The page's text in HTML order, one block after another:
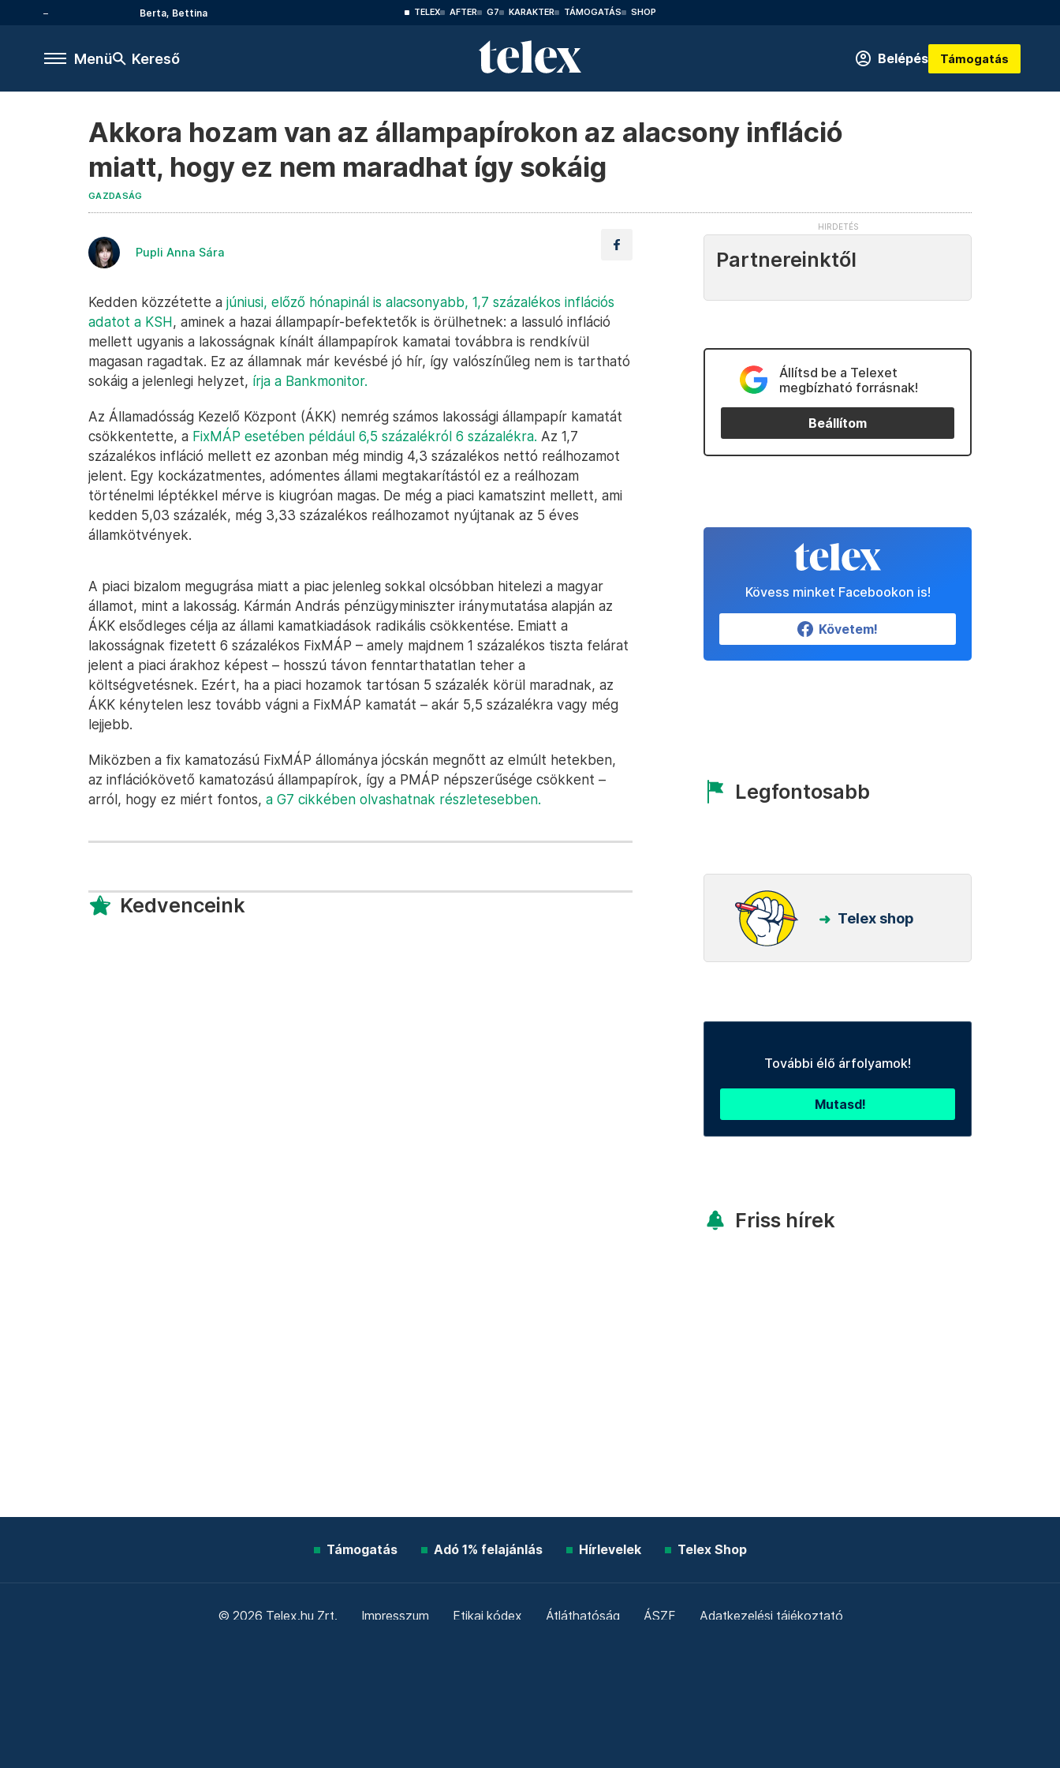
Berta, Bettina TELEX AFTER G7 KARAKTER TÁMOGATÁS SHOP
Menü Kereső Belépés Támogatás
Akkora hozam van az állampapírokon az alacsony infláció
miatt, hogy ez nem maradhat így sokáig
GAZDASÁG
Pupli Anna Sára
Kedden közzétette a júniusi, előző hónapinál is alacsonyabb, 1,7 százalékos inflációs
adatot a KSH, aminek a hazai állampapír-befektetők is örülhetnek: a lassuló infláció
mellett ugyanis a lakosságnak kínált állampapírok kamatai továbbra is rendkívül
magasan ragadtak. Ez az államnak már kevésbé jó hír, így valószínűleg nem is tartható
sokáig a jelenlegi helyzet, írja a Bankmonitor.
Az Államadósság Kezelő Központ (ÁKK) nemrég számos lakossági állampapír kamatát
csökkentette, a FixMÁP esetében például 6,5 százalékról 6 százalékra. Az 1,7
százalékos infláció mellett ez azonban még mindig 4,3 százalékos nettó reálhozamot
jelent. Egy kockázatmentes, adómentes állami megtakarítástól ez a reálhozam
történelmi léptékkel mérve is kiugróan magas. De még a piaci kamatszint mellett, ami
kedden 5,03 százalék, még 3,33 százalékos reálhozamot nyújtanak az 5 éves
államkötvények.
A piaci bizalom megugrása miatt a piac jelenleg sokkal olcsóbban hitelezi a magyar
államot, mint a lakosság. Kármán András pénzügyminiszter iránymutatása alapján az
ÁKK elsődleges célja az állami kamatkiadások radikális csökkentése. Emiatt a
lakosságnak fizetett 6 százalékos FixMÁP – amely majdnem 1 százalékos tiszta felárat
jelent a piaci árakhoz képest – hosszú távon fenntarthatatlan teher a
költségvetésnek. Ezért, ha a piaci hozamok tartósan 5 százalék körül maradnak, az
ÁKK kénytelen lesz tovább vágni a FixMÁP kamatát – akár 5,5 százalékra vagy még
lejjebb.
Miközben a fix kamatozású FixMÁP állománya jócskán megnőtt az elmúlt hetekben,
az inflációkövető kamatozású állampapírok, így a PMÁP népszerűsége csökkent –
arról, hogy ez miért fontos, a G7 cikkében olvashatnak részletesebben.
Kedvenceink
Partnereinktől
Állítsd be a Telexet
megbízható forrásnak!
Beállítom
Kövess minket Facebookon is!
Követem!
Legfontosabb
Telex shop
További élő árfolyamok!
Mutasd!
Friss hírek
Támogatás Adó 1% felajánlás Hírlevelek Telex Shop
© 2026 Telex.hu Zrt. Impresszum Etikai kódex Átláthatóság ÁSZF Adatkezelési tájékoztató